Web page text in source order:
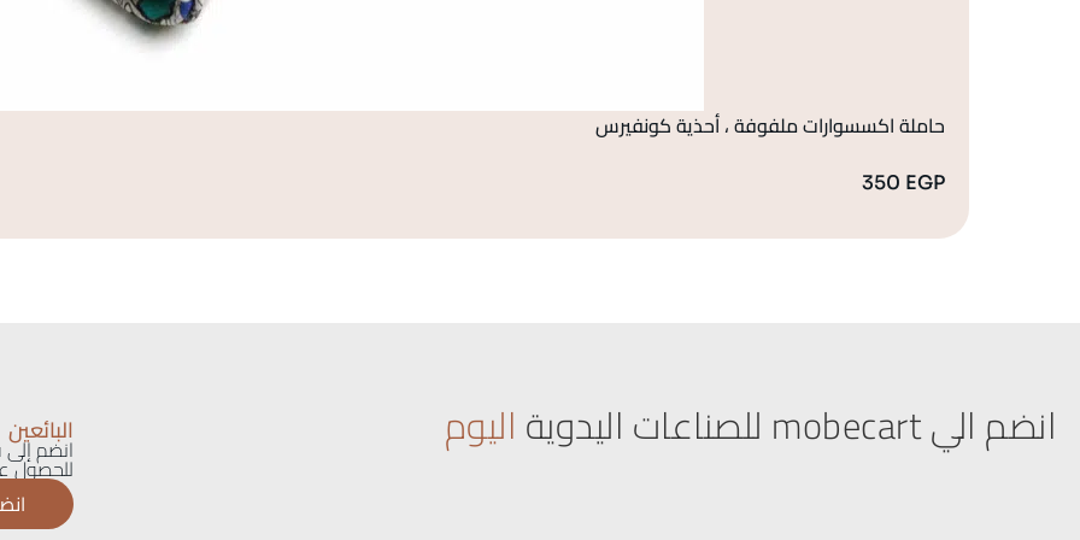
حاملة اكسسوارات ملفوفة ، أحذية كونفيرس
350 EGP
انضم الي mobecart للصناعات اليدوية اليوم البائعين
انضم إلى
للحصول